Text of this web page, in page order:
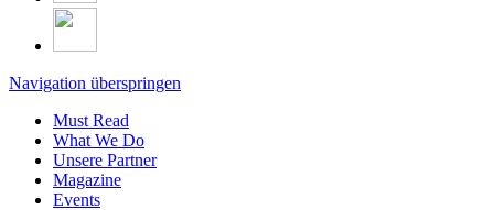
Navigation überspringen
Must Read
What We Do
Unsere Partner
Magazine
Events